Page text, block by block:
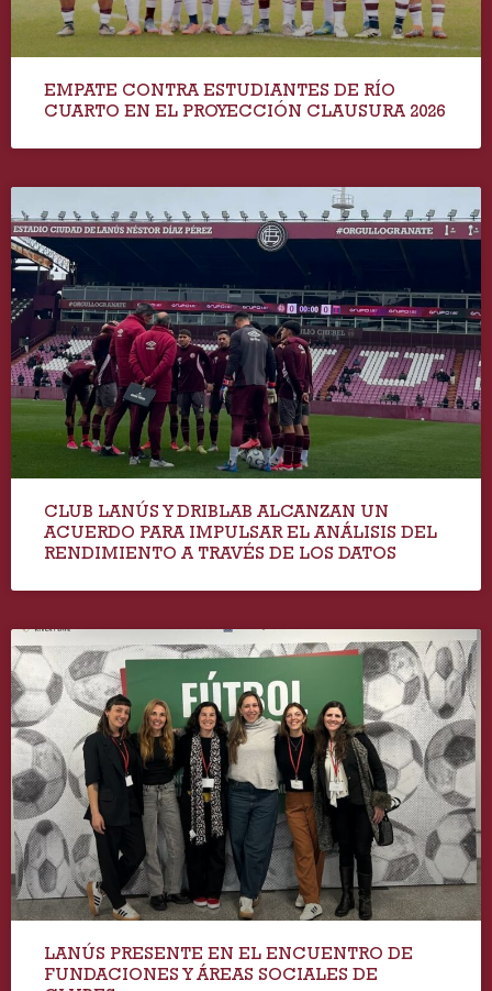
EMPATE CONTRA ESTUDIANTES DE RÍO
CUARTO EN EL PROYECCIÓN CLAUSURA 2026
CLUB LANÚS Y DRIBLAB ALCANZAN UN
ACUERDO PARA IMPULSAR EL ANÁLISIS DEL
RENDIMIENTO A TRAVÉS DE LOS DATOS
LANÚS PRESENTE EN EL ENCUENTRO DE
FUNDACIONES Y ÁREAS SOCIALES DE